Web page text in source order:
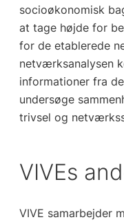
socioøkonomisk
at tage højde for
for de etablerede
netværksanalysen
informationer fra
undersøge
trivsel og
VIVEs
VIVE samarbejder